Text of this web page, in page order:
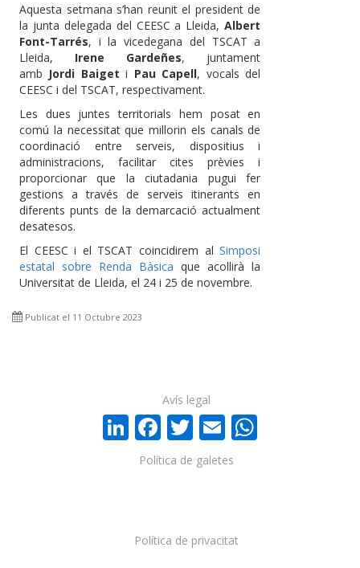
Aquesta setmana s’han reunit el president de
la junta delegada del CEESC a Lleida,Albert
Font-Tarrés, i la vicedegana del TSCAT a
Lleida, Irene Gardeñes, juntament
amb Jordi Baiget i Pau Capell, vocals del
CEESC i del TSCAT, respectivament.
Les dues juntes territorials hem posat en
comú la necessitat que millorin els canals de
coordinació entre serveis, dispositius i
administracions, facilitar cites prèvies i
proporcionar que la ciutadania pugui fer
gestions a través de serveis itinerants en
diferents punts de la demarcació actualment
desatesos.
El CEESC i el TSCAT coincidirem alSimposi
estatal sobre Renda Bàsica que acollirà la
Universitat de Lleida, el 24 i 25 de novembre.
Publicat el 11 Octubre 2023
LinkedIn
Facebook
Twitter
Email
Política de privacitat
Política de galetes
Avís legal